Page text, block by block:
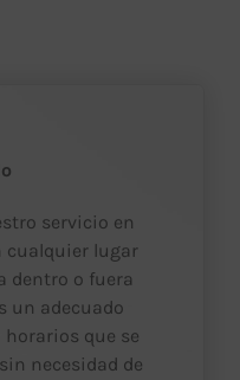
servicio en
cualquier lugar
dentro o fuera
un adecuado
que se
necesidad de